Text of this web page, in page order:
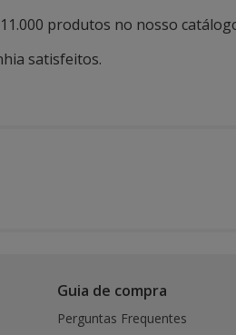
produtos no nosso
satisfeitos.
Guia de compra
Perguntas Frequentes